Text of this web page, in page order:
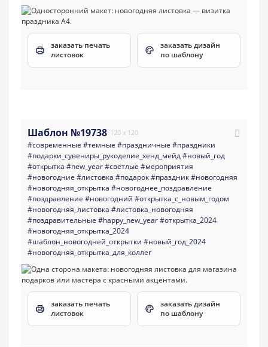
заказать печать
листовок
заказать дизайн
по шаблону
Шаблон №19738 120 x 120
#современные #темные #праздничные #праздники
#подарки_сувениры_рукоделие_хенд_мейд#новый_год
#открытка #new_year#светлые #мероприятия
#новогодние #листовка #подарок#праздник#новогодняя
#новогодняя_открытка #новогоднее_поздравление
#поздравление #новогодний #открытка_с_новым_годом
#новогодняя_листовка #листовка_новогодняя
#поздравительные #happy_new_year#открытка_2024
#новогодняя_открытка_2024
#шаблон_новогодней_открытки #новый_год_2024
#новогодняя_открытка_для_коллег
заказать печать
листовок
заказать дизайн
по шаблону